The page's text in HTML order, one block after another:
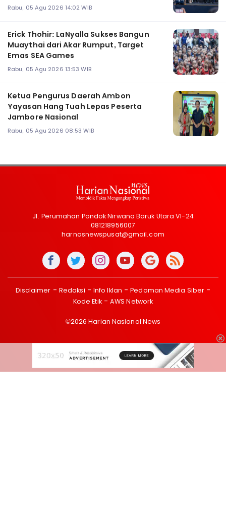
Rabu, 05 Agu 2026 14:02 WIB
Erick Thohir: LaNyalla Sukses Bangun
Muaythai dari Akar Rumput, Target
Emas SEA Games
Rabu, 05 Agu 2026 13:53 WIB
Ketua Pengurus Daerah Ambon
Yayasan Hang Tuah Lepas Peserta
Jambore Nasional
Rabu, 05 Agu 2026 08:53 WIB
Jl. Perumahan Pondok Nirwana Baruk Utara VI-24
081218956007
harnasnewspusat@gmail.com
Disclaimer Redaksi Info Iklan
Pedoman Media Siber
Kode Etik
AWS Network
©2026 Harian Nasional News